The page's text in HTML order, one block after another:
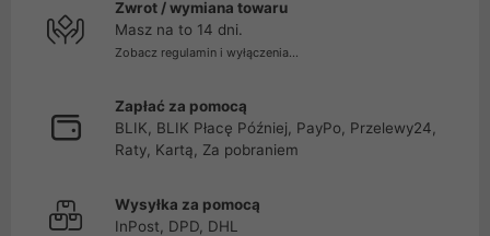
Zwrot / wymiana towaru
Masz na to 14 dni.
Zobacz regulamin i wyłączenia...
Zapłać za pomocą
BLIK, BLIK Płacę Później, PayPo, Przelewy24,
Raty, Kartą, Za pobraniem
Wysyłka za pomocą
InPost, DPD, DHL